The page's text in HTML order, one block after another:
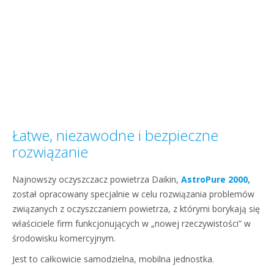
Łatwe, niezawodne i bezpieczne
rozwiązanie
Najnowszy oczyszczacz powietrza Daikin, AstroPure 2000,
został opracowany specjalnie w celu rozwiązania problemów
związanych z oczyszczaniem powietrza, z którymi borykają się
właściciele firm funkcjonujących w „nowej rzeczywistości” w
środowisku komercyjnym.
Jest to całkowicie samodzielna, mobilna jednostka.